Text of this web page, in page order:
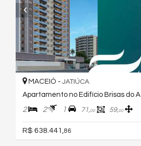
MACEIÓ - JATIÚCA
Apartamento no Edifício Brisas do
2 2 1 71,00 59,00
R$ 638.441, 86